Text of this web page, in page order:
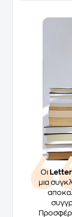
Οι
μια